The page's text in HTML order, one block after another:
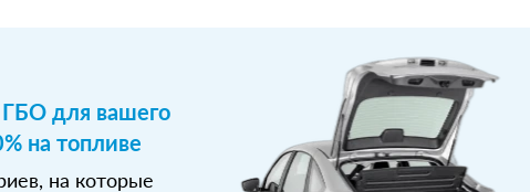
для вашего
на топливе
на которые